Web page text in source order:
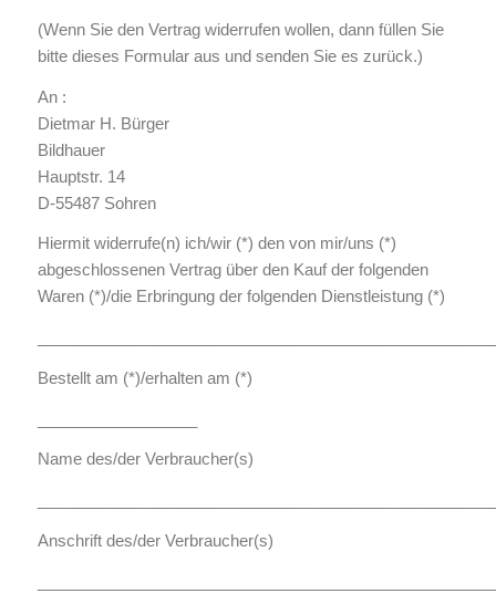
(Wenn Sie den Vertrag widerrufen wollen, dann füllen Sie
bitte dieses Formular aus und senden Sie es zurück.)
An :
Dietmar H. Bürger
Bildhauer
Hauptstr. 14
D-55487 Sohren
Hiermit widerrufe(n) ich/wir (*) den von mir/uns (*)
abgeschlossenen Vertrag über den Kauf der folgenden
Waren (*)/die Erbringung der folgenden Dienstleistung (*)
Bestellt am (*)/erhalten am (*)
Name des/der Verbraucher(s)
Anschrift des/der Verbraucher(s)